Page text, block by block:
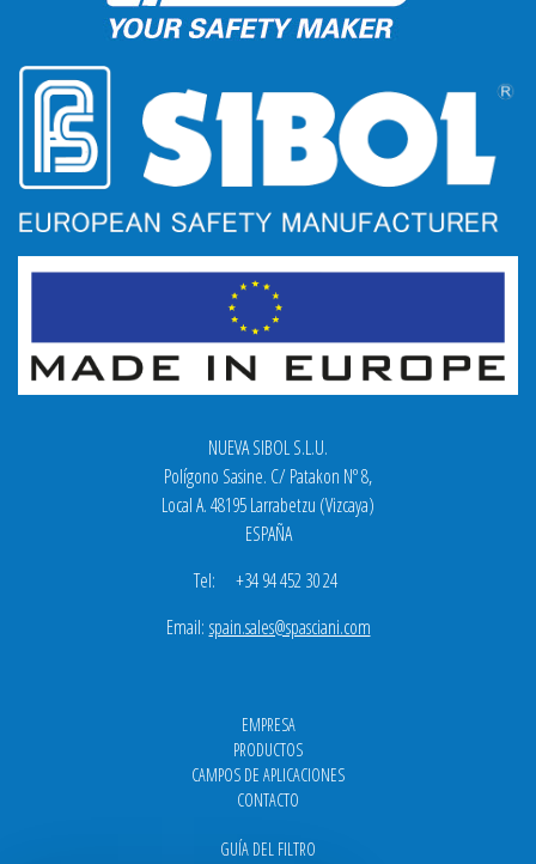
NUEVA SIBOL S.L.U.
Polígono Sasine. C/ Patakon Nº 8,
Local A. 48195 Larrabetzu (Vizcaya)
ESPAÑA
Tel: +34 94 452 30 24
Email: spain.sales@spasciani.com
EMPRESA
PRODUCTOS
CAMPOS DE APLICACIONES
CONTACTO
GUÍA DEL FILTRO